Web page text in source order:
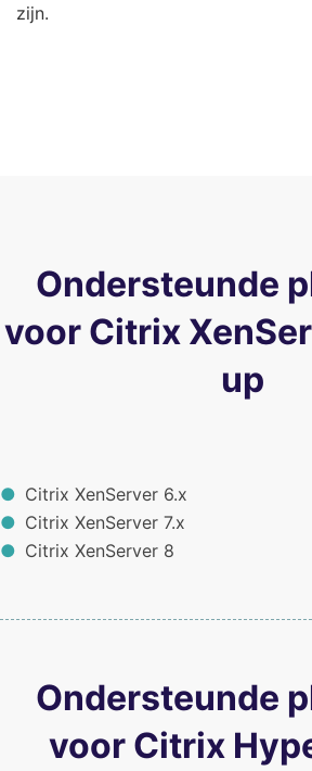
zijn.
Ondersteunde
voor Citrix
up
Citrix XenServer 6.x
Citrix XenServer 7.x
Citrix XenServer 8
Ondersteunde
voor Citrix